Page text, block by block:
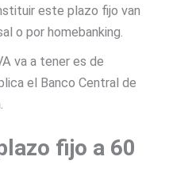
este plazo fijo van
o por homebanking.
va a tener es de
el Banco Central de
fijo a 60